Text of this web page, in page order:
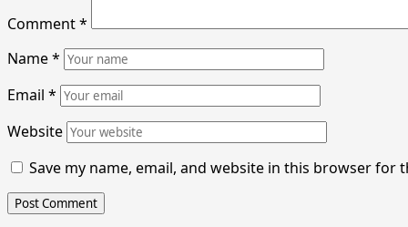
Comment*
Name*
Email *
Website
Save my name, email, and website in this browser for